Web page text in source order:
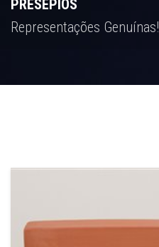
PRESÉPIOS
Representações Genuínas!